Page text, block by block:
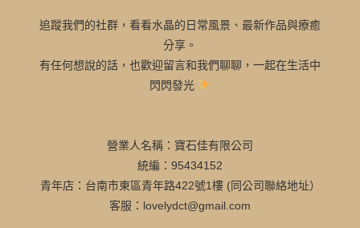
追蹤我們的社群，看看水晶的日常風景、最新作品與療癒
分享。
有任何想說的話，也歡迎留言和我們聊聊，一起在生活中
閃閃發光
營業人名稱：寶石佳有限公司
統編：95434152
青年店：台南市東區青年路422號1樓 (同公司聯絡地址）
客服：lovelydct@gmail.com